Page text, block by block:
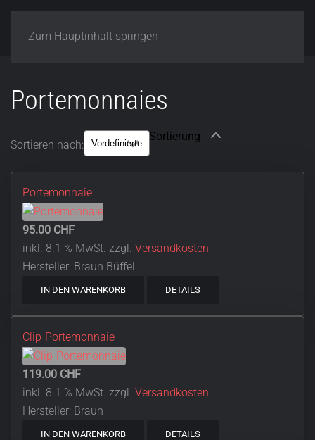
Zum Hauptinhalt springen
Portemonnaies
Sortieren nach:
Portemonnaie
95.00 CHF
inkl. 8.1 % MwSt. zzgl. Versandkosten
Hersteller: Braun Büffel
IN DEN WARENKORB DETAILS
Clip-Portemonnaie
119.00 CHF
inkl. 8.1 % MwSt. zzgl. Versandkosten
Hersteller: Braun
IN DEN WARENKORB DETAILS